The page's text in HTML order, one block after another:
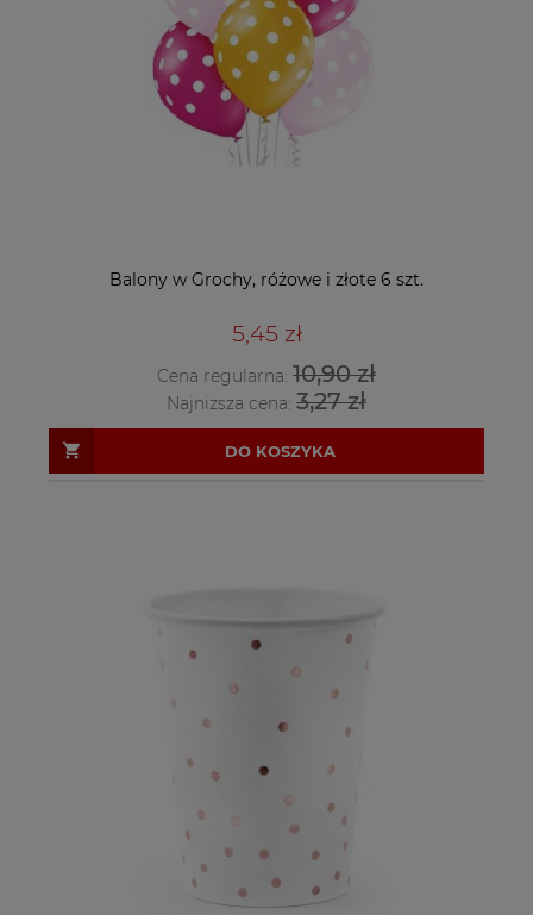
Balony w Grochy, różowe i złote 6 szt.
5,45 zł
Cena regularna: 10,90 zł
Najniższa cena: 3,27 zł
DO KOSZYKA